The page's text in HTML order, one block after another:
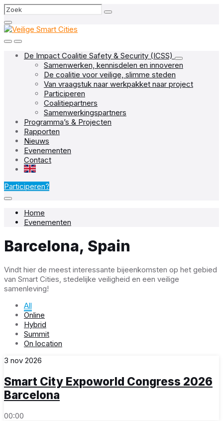
Skip
to
content
Skip
to
main
navigation
Skip
to
footer
Search
De Impact Coalitie Safety & Security (ICSS)
Samenwerken, kennisdelen en innoveren
De coalitie voor veilige, slimme steden
Van vraagstuk naar werkpakket naar project
Participeren
Coalitiepartners
Samenwerkingspartners
Programma’s & Projecten
Rapporten
Nieuws
Evenementen
Contact
EN
Participeren?
Home
Evenementen
Barcelona, Spain
Vindt hier de meest interessante bijeenkomsten op het gebied
van Smart Cities, stedelijke veiligheid en een veilige
samenleving!
All
Online
Hybrid
Summit
On location
3 nov 2026
Smart City Expoworld Congress 2026
Barcelona
00:00